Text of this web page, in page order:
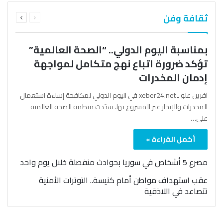
ثقافة وفن الصفحةالصفحة
بمناسبة اليوم الدولي.. “الصحة العالمية”
تؤكد ضرورة اتباع نهج متكامل لمواجهة
إدمان المخدرات
آفرين علو ـ xeber24.net في اليوم الدولي لمكافحة إساءة استعمال
المخدرات والإتجار غير المشروع بها، شدّدت منظمة الصحة العالمية
على…
أكمل القراءة »
مصرع 5 أشخاص في سوريا بحوادث منفصلة خلال يوم واحد
عقب استهداف مواطن أمام كنيسة.. التوترات الأمنية
تتصاعد في اللاذقية